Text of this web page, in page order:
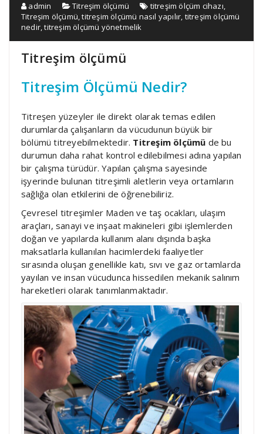
admin Titreşim ölçümü titreşim ölçüm cihazı,
Titreşim ölçümü,titreşim ölçümü nasıl yapılır, titreşim ölçümü
nedir,titreşim ölçümü yönetmelik
Titreşim ölçümü
Titreşim Ölçümü Nedir?
Titreşen yüzeyler ile direkt olarak temas edilen
durumlarda çalışanların da vücudunun büyük bir
bölümü titreyebilmektedir. Titreşim ölçümü de bu
durumun daha rahat kontrol edilebilmesi adına yapılan
bir çalışma türüdür. Yapılan çalışma sayesinde
işyerinde bulunan titreşimli aletlerin veya ortamların
sağlığa olan etkilerini de öğrenebiliriz.
Çevresel titreşimler Maden ve taş ocakları, ulaşım
araçları, sanayi ve inşaat makineleri gibi işlemlerden
doğan ve yapılarda kullanım alanı dışında başka
maksatlarla kullanılan hacimlerdeki faaliyetler
sırasında oluşan genellikle katı, sıvı ve gaz ortamlarda
yayılan ve insan vücudunca hissedilen mekanik salınım
hareketleri olarak tanımlanmaktadır.